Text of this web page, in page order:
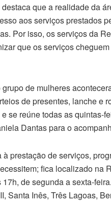
que a realidade da
aos serviços prestados
Por isso, os serviços da
que os serviços
de mulheres
de presentes, lanche e
se reúne todas as quintas-
Dantas para o
prestação de serviços,
fica localizado na
de segunda a sexta-
Santa Inês, Três Lagoas,